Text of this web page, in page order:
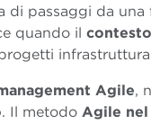
di passaggi da
quando il contesto
Agile,
. Il metodo Agile nel